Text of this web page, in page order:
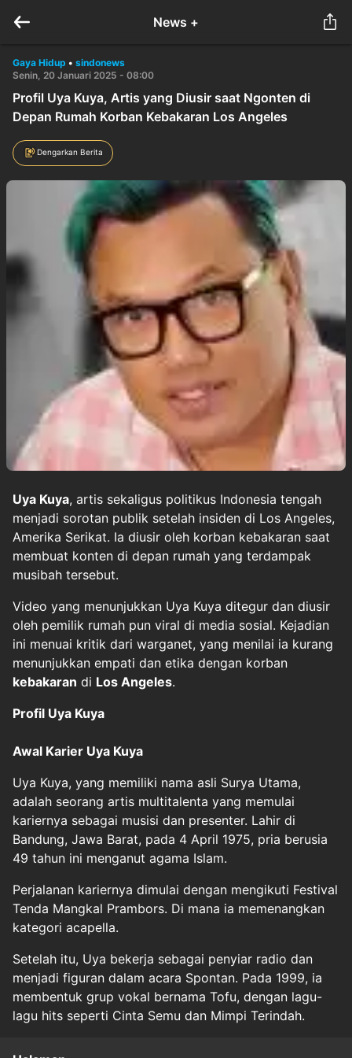
News +
Gaya Hidup • sindonews
Senin, 20 Januari 2025 - 08:00
Profil Uya Kuya, Artis yang Diusir saat Ngonten di
Depan Rumah Korban Kebakaran Los Angeles
Dengarkan Berita
Uya Kuya, artis sekaligus politikus Indonesia tengah
menjadi sorotan publik setelah insiden di Los Angeles,
Amerika Serikat. Ia diusir oleh korban kebakaran saat
membuat konten di depan rumah yang terdampak
musibah tersebut.
Video yang menunjukkan Uya Kuya ditegur dan diusir
oleh pemilik rumah pun viral di media sosial. Kejadian
ini menuai kritik dari warganet, yang menilai ia kurang
menunjukkan empati dan etika dengan korban
kebakaran di Los Angeles.
Profil Uya Kuya
Awal Karier Uya Kuya
Uya Kuya, yang memiliki nama asli Surya Utama,
adalah seorang artis multitalenta yang memulai
kariernya sebagai musisi dan presenter. Lahir di
Bandung, Jawa Barat, pada 4 April 1975, pria berusia
49 tahun ini menganut agama Islam.
Perjalanan kariernya dimulai dengan mengikuti Festival
Tenda Mangkal Prambors. Di mana ia memenangkan
kategori acapella.
Setelah itu, Uya bekerja sebagai penyiar radio dan
menjadi figuran dalam acara Spontan. Pada 1999, ia
membentuk grup vokal bernama Tofu, dengan lagu-
lagu hits seperti Cinta Semu dan Mimpi Terindah.